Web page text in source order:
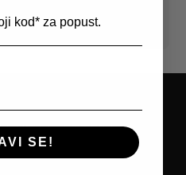
NEWSLETTER I
kod* za popust.
SE!